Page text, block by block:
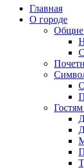
Главная
О городе
Общие